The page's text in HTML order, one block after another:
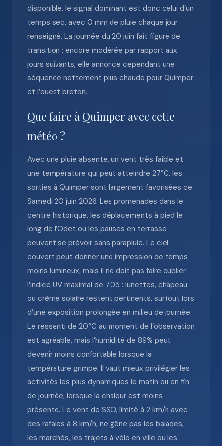
disponible, le signal dominant est donc celui d’un
temps sec, avec 0 mm de pluie chaque jour
renseigné. La journée du 20 juin fait figure de
transition : encore modérée par rapport aux
jours suivants, elle annonce cependant une
séquence nettement plus chaude pour Quimper
et l’ouest breton.
Que faire à Quimper avec cette
météo ?
Avec une pluie absente, un vent très faible et
une température qui peut atteindre 27°C, les
sorties à Quimper sont largement favorisées ce
Samedi 20 juin 2026. Les promenades dans le
centre historique, les déplacements à pied le
long de l’Odet ou les pauses en terrasse
peuvent se prévoir sans parapluie. Le ciel
couvert peut donner une impression de temps
moins lumineux, mais il ne doit pas faire oublier
l’indice UV maximal de 7.05 : lunettes, chapeau
ou crème solaire restent pertinents, surtout lors
d’une exposition prolongée en milieu de journée.
Le ressenti de 20°C au moment de l’observation
est agréable, mais l’humidité de 89% peut
devenir moins confortable lorsque la
température grimpe. Il vaut mieux privilégier les
activités les plus dynamiques le matin ou en fin
de journée, lorsque la chaleur est moins
présente. Le vent de SSO, limité à 2 km/h avec
des rafales à 8 km/h, ne gêne pas les balades,
les marchés, les trajets à vélo en ville ou les